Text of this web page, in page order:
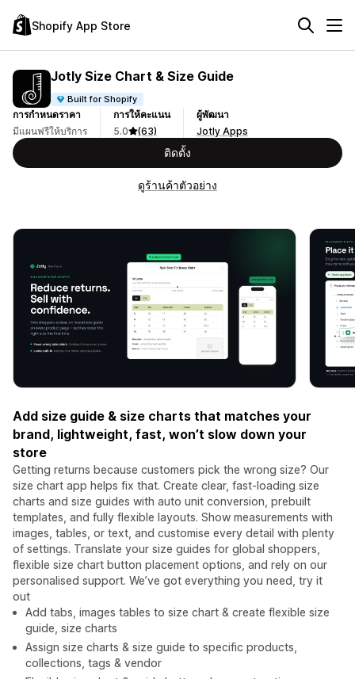
Shopify App Store
Jotly Size Chart & Size Guide
Built for Shopify
การกำหนดราคา
มีแผนฟรีให้บริการ
การให้คะแนน
5.0
(63)
ผู้พัฒนา
Jotly Apps
ติดตั้ง
ดูร้านค้าตัวอย่าง
Add size guide & size charts that matches your
brand, lightweight, fast, won’t slow down your
store
Getting returns because customers pick the wrong size? Our
size chart app helps fix that. Create clear, fast-loading size
charts and size guides with auto unit conversion, prebuilt
templates, and fully flexible layouts. Show measurements with
images, tables, or text, and customise every detail with plenty
of settings. Translate your size guides for global shoppers,
flexible size chart button placement options, and rely on our
personalised support. We’ve got everything you need, try it
out
Add tabs, images tables to size chart & create flexible size
guide, size charts
Assign size charts & size guide to specific products,
collections, tags & vendor